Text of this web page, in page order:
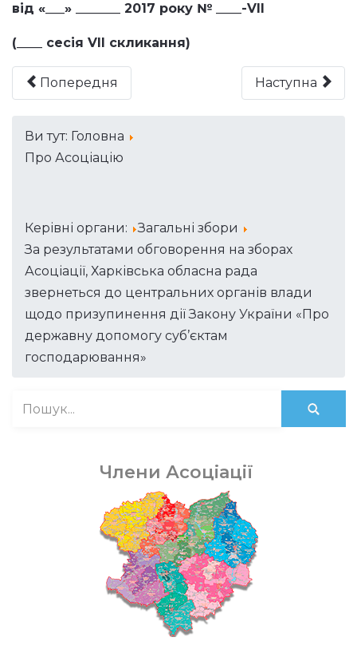
від «___» _______ 2017 року № ____-VIІ
(____ сесія VІI скликання)
Попередня Наступна
Ви тут: Головна
Про Асоціацію
Керівні органи:
Загальні збори
За результатами обговорення на зборах
Асоціації, Харківська обласна рада
звернеться до центральних органів влади
щодо призупинення дії Закону України «Про
державну допомогу суб’єктам
господарювання»
Члени Асоціації